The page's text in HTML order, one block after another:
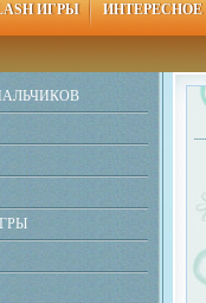
ИГРЫ ИНТЕРЕСНОЕ